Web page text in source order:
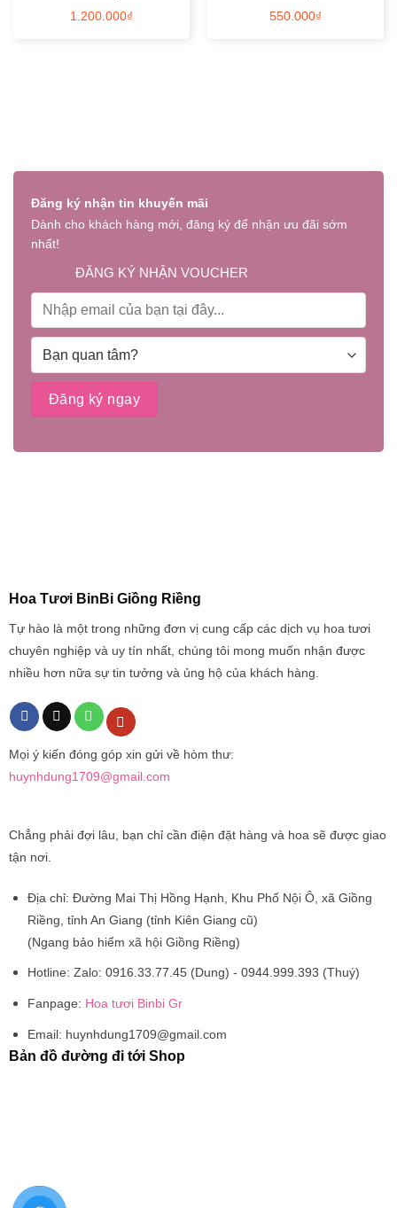
1.200.000₫ 550.000₫
Đăng ký nhận tin khuyến mãi
Dành cho khách hàng mới, đăng ký để nhận ưu đãi sớm
nhất!
ĐĂNG KÝ NHẬN VOUCHER
Hoa Tươi BinBi Giồng Riềng
Tự hào là một trong những đơn vị cung cấp các dịch vụ hoa tươi
chuyên nghiệp và uy tín nhất, chúng tôi mong muốn nhận được
nhiều hơn nữa sự tin tưởng và ủng hộ của khách hàng.
Mọi ý kiến đóng góp xin gửi về hòm thư:
huynhdung1709@gmail.com
Chẳng phải đợi lâu, bạn chỉ cần điện đặt hàng và hoa sẽ được giao
tận nơi.
Địa chỉ: Đường Mai Thị Hồng Hạnh, Khu Phố Nội Ô, xã Giồng
Riềng, tỉnh An Giang (tỉnh Kiên Giang cũ)
(Ngang bảo hiểm xã hội Giồng Riềng)
Hotline: Zalo: 0916.33.77.45 (Dung) - 0944.999.393 (Thuý)
Fanpage: Hoa tươi Binbi Gr
Email: huynhdung1709@gmail.com
Bản đồ đường đi tới Shop